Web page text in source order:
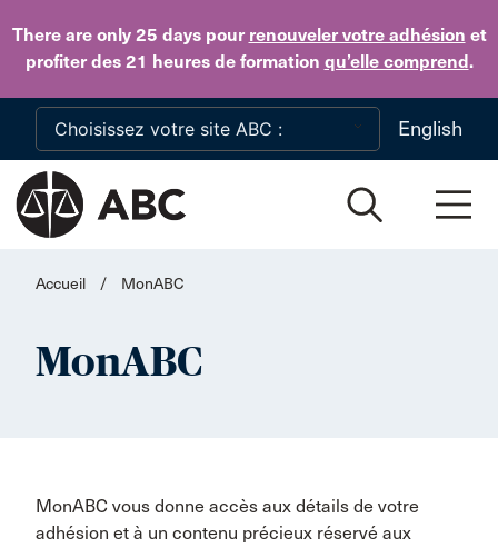
There are only 25 dayspour renouveler votre adhésion et
profiter des 21 heures de formation qu’elle comprend.
Skip to main content
English
Accueil / MonABC
MonABC
MonABC vous donne accès aux détails de votre
adhésion et à un contenu précieux réservé aux